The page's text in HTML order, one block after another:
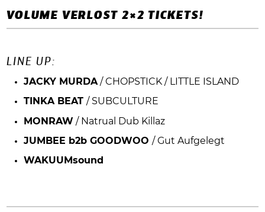
VOLUME VERLOST 2×2 TICKETS!
LINE UP:
JACKY MURDA/ CHOPSTICK / LITTLE ISLAND
TINKA BEAT / SUBCULTURE
MONRAW / Natrual Dub Killaz
JUMBEE b2b GOODWOO / Gut Aufgelegt
WAKUUMsound